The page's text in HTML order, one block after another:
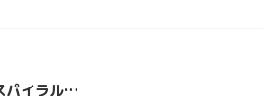
パイラル…